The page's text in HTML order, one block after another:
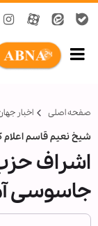
صفحه اصلی اخبار
شیخ نعیم قاسم اعلام
اشراف حزب
جاسوسی